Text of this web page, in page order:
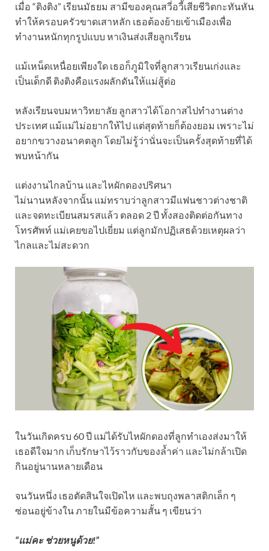
เมื่อ “ติงติง” เรียนมัธยม สามีของคุณสวี่อวี้เสียชีวิตกะทันหัน
ทำให้ครอบครัวขาดเสาหลัก เธอต้องย้ายเข้าเมืองเพื่อ
ทำงานหนักทุกรูปแบบ หาเงินส่งเสียลูกเรียน
แม้เหน็ดเหนื่อยเพียงใด เธอก็ภูมิใจที่ลูกสาวเรียนเก่งและ
เป็นเด็กดี ติงติงคือแรงผลักดันให้แม่สู้ต่อ
หลังเรียนจบมหาวิทยาลัย ลูกสาวได้โอกาสไปทำงานต่าง
ประเทศ แม้แม่ไม่อยากให้ไป แต่สุดท้ายก็ต้องยอม เพราะไม่
อยากขวางอนาคตลูก โดยไม่รู้ว่านั่นจะเป็นครั้งสุดท้ายที่ได้
พบหน้ากัน
แต่งงานไกลบ้าน และไหผักดองปริศนา
ไม่นานหลังจากนั้น แม่ทราบว่าลูกสาวมีแฟนชาวต่างชาติ
และจดทะเบียนสมรสแล้ว ตลอด 2 ปี ทั้งสองติดต่อกันทาง
โทรศัพท์ แม่เคยขอไปเยี่ยม แต่ลูกมักปฏิเสธด้วยเหตุผลว่า
ไกลและไม่สะดวก
ในวันเกิดครบ 60 ปี แม่ได้รับไหผักดองที่ลูกทำเองส่งมาให้
เธอดีใจมาก เก็บรักษาไว้ราวกับของล้ำค่า และไม่กล้าเปิด
กินอยู่นานหลายเดือน
จนวันหนึ่ง เธอตัดสินใจเปิดไห และพบถุงพลาสติกเล็ก ๆ
ซ่อนอยู่ข้างใน ภายในมีข้อความสั้น ๆ เขียนว่า
“แม่คะ ช่วยหนูด้วย!”